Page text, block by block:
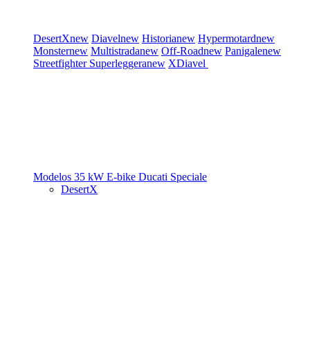
DesertXnew Diavelnew Historianew Hypermotardnew
Monsternew Multistradanew Off-Roadnew Panigalenew
Streetfighter Superleggeranew XDiavel
Modelos 35 kW E-bike Ducati Speciale
DesertX